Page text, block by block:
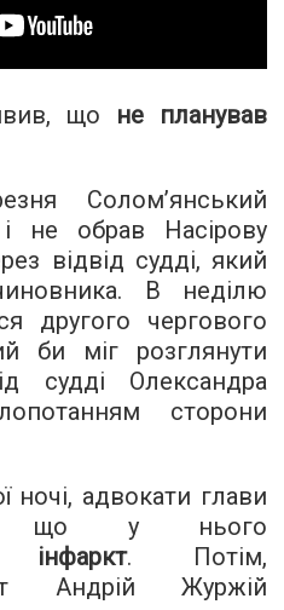
що не планував
Солом’янський
не обрав Насірову
відвід судді, який
В неділю
другого чергового
би міг розглянути
судді Олександра
сторони
ночі, адвокати глави
що у нього
інфаркт. Потім,
Андрій Журжій